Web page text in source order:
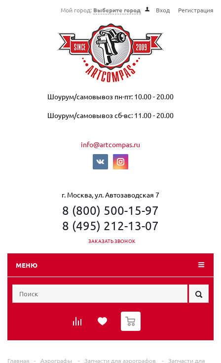
Мой город: Выберите город Вход Регистрация
Шоурум/самовывоз пн-пт: 10.00 - 20.00
Шоурум/самовывоз сб-вс: 11.00 - 20.00
info@artcompas.ru
г. Москва, ул. Автозаводская 7
8 (800) 500-15-97
8 (495) 212-13-07
ЗАКАЗАТЬ ЗВОНОК
МЕНЮ
0
Главная - Аэрографы - Запчасти для аэрографов -
Запчасти для